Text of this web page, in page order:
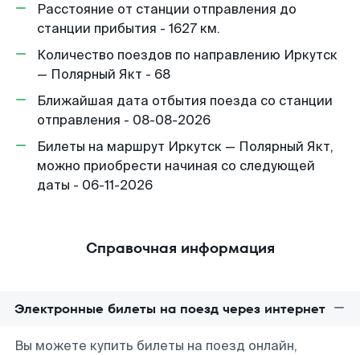
Расстояние от станции отправления до
станции прибытия - 1627 км.
Количество поездов по направлению Иркутск
— Полярный Якт - 68
Ближайшая дата отбытия поезда со станции
отправления - 08-08-2026
Билеты на маршрут Иркутск — Полярный Якт,
можно приобрести начиная со следующей
даты - 06-11-2026
Справочная информация
Электронные билеты на поезд через интернет
Вы можете купить билеты на поезд онлайн,